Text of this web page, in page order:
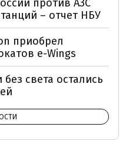
против АЗС
– отчет НБУ
приобрел
e-Wings
света остались